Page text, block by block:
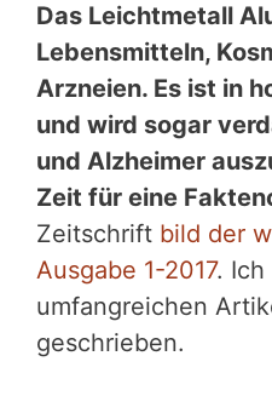
Das Leichtmetall
Lebensmitteln,
Arzneien. Es ist in
und wird sogar
und Alzheimer
Zeit für eine
Zeitschrift bild der
Ausgabe 1-2017. Ich
umfangreichen
geschrieben.